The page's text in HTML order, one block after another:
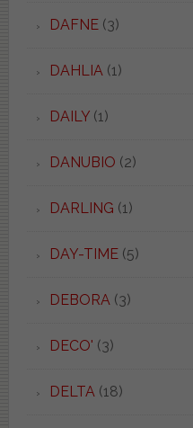
DAFNE(3)
DAHLIA(1)
DAILY(1)
DANUBIO (2)
DARLING (1)
DAY-TIME(5)
DEBORA(3)
DECO' (3)
DELTA(18)